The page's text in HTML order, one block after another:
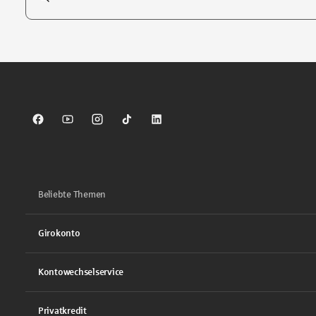
Sparkasse auf Facebook
Sparkasse auf Youtube
Sparkasse auf Instagram
Sparkasse auf TikTok
Sparkasse auf LinkedIn
Beliebte Themen
Girokonto
Kontowechselservice
Privatkredit